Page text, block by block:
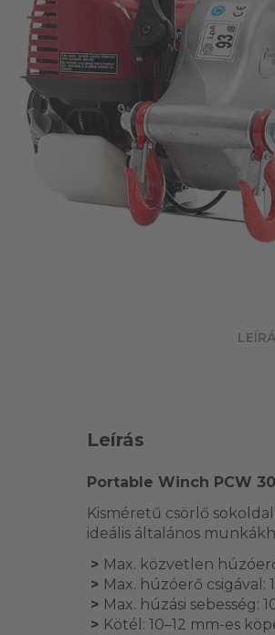
Leírás
Portable Winch PCW
Kisméretű csörlő
ideális általános
> Max. közvetlen
> Max. húzóerő csigával:
> Max. húzási sebesség:
> Kötél: 10–12 mm-es